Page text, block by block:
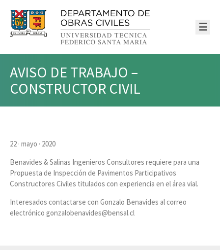
☰
AVISO DE TRABAJO –
CONSTRUCTOR CIVIL
22 · mayo · 2020
Benavides & Salinas Ingenieros Consultores requiere para una
Propuesta de Inspección de Pavimentos Participativos
Constructores Civiles titulados con experiencia en el área vial.
Interesados contactarse con Gonzalo Benavides al correo
electrónico gonzalobenavides@bensal.cl